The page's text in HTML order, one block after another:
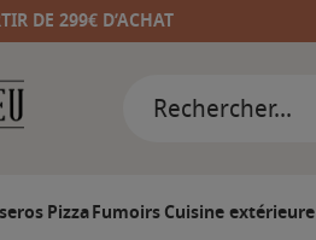
DE 299€ D’ACHAT
PizzaFumoirsCuisine extérieure